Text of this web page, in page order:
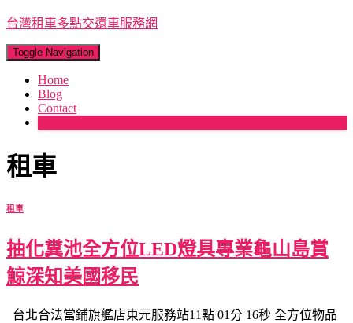
台灣租車多點交還車服務網
Toggle Navigation
Home
Blog
Contact
租車
租車
抽化糞池全方位LED燈具專業龜山島賞
鯨深知美國移民
台北合法當鋪旗艦店東元服務站11點 01分 16秒 全方位物品